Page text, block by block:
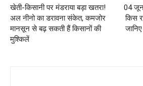
खेती-किसानी पर मंडराया बड़ा खतरा!
अल नीनो का डरावना संकेत, कमजोर
मानसून से बढ़ सकती हैं किसानों की
मुश्किलें
04 जून
किस